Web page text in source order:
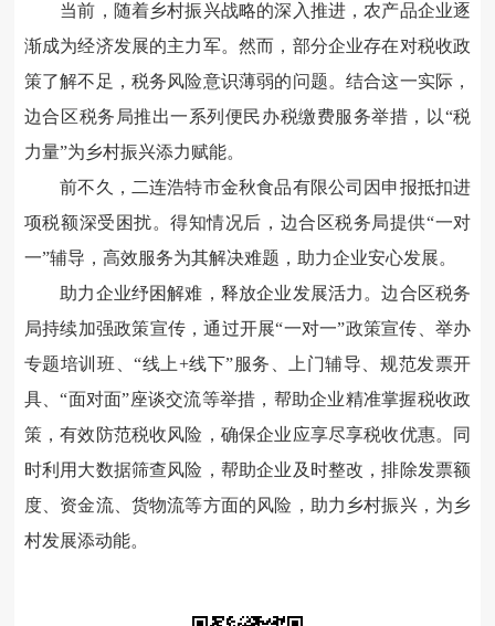
当前，随着乡村振兴战略的深入推进，农产品企业逐
渐成为经济发展的主力军。然而，部分企业存在对税收政
策了解不足，税务风险意识薄弱的问题。结合这一实际，
边合区税务局推出一系列便民办税缴费服务举措，以“税
力量”为乡村振兴添力赋能。
前不久，二连浩特市金秋食品有限公司因申报抵扣进
项税额深受困扰。得知情况后，边合区税务局提供“一对
一”辅导，高效服务为其解决难题，助力企业安心发展。
助力企业纾困解难，释放企业发展活力。边合区税务
局持续加强政策宣传，通过开展“一对一”政策宣传、举办
专题培训班、“线上+线下”服务、上门辅导、规范发票开
具、“面对面”座谈交流等举措，帮助企业精准掌握税收政
策，有效防范税收风险，确保企业应享尽享税收优惠。同
时利用大数据筛查风险，帮助企业及时整改，排除发票额
度、资金流、货物流等方面的风险，助力乡村振兴，为乡
村发展添动能。